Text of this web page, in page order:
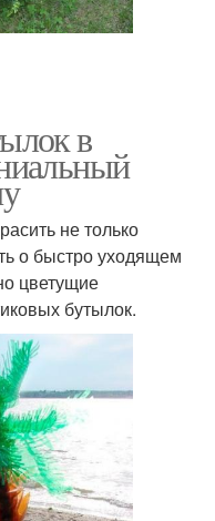
в
не только
о быстро уходящем
цветущие
бутылок.